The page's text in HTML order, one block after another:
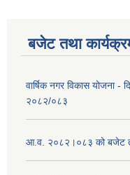
बजेट तथा
वार्षिक नगर विकास योजना -
२०८२/०८३
आ.व. २०८२।०८३ को बजेट